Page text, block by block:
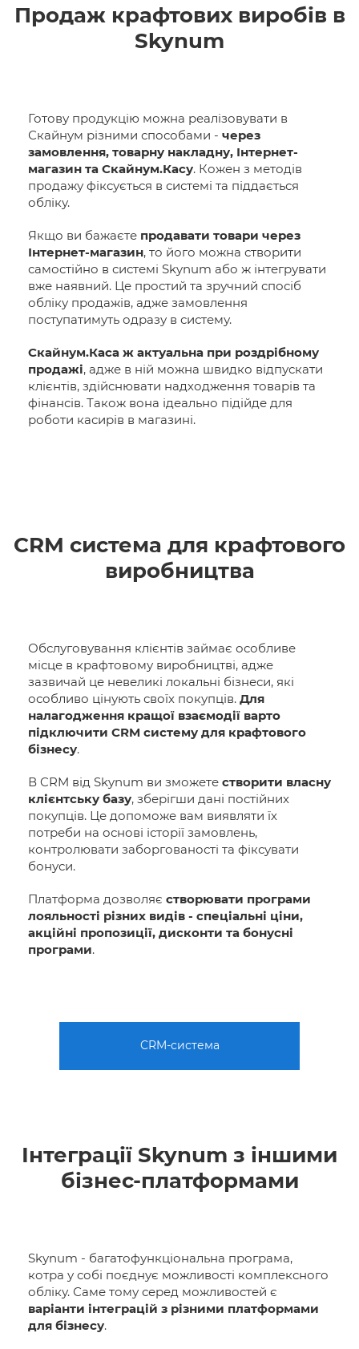
Продаж крафтових виробів в
Skynum
Готову продукцію можна реалізовувати в
Скайнум різними способами - через
замовлення, товарну накладну, Інтернет-
магазин та Скайнум.Касу. Кожен з методів
продажу фіксується в системі та піддається
обліку.
Якщо ви бажаєте продавати товари через
Інтернет-магазин, то його можна створити
самостійно в системі Skynum або ж інтегрувати
вже наявний. Це простий та зручний спосіб
обліку продажів, адже замовлення
поступатимуть одразу в систему.
Скайнум.Каса ж актуальна при роздрібному
продажі, адже в ній можна швидко відпускати
клієнтів, здійснювати надходження товарів та
фінансів. Також вона ідеально підійде для
роботи касирів в магазині.
CRM система для крафтового
виробництва
Обслуговування клієнтів займає особливе
місце в крафтовому виробництві, адже
зазвичай це невеликі локальні бізнеси, які
особливо цінують своїх покупців. Для
налагодження кращої взаємодії варто
підключити CRM систему для крафтового
бізнесу.
В CRM від Skynum ви зможете створити власну
клієнтську базу, зберігши дані постійних
покупців. Це допоможе вам виявляти їх
потреби на основі історії замовлень,
контролювати заборгованості та фіксувати
бонуси.
Платформа дозволяє створювати програми
лояльності різних видів - спеціальні ціни,
акційні пропозиції, дисконти та бонусні
програми.
CRM-система
Інтеграції Skynum з іншими
бізнес-платформами
Skynum - багатофункціональна програма,
котра у собі поєднує можливості комплексного
обліку. Саме тому серед можливостей є
варіанти інтеграцій з різними платформами
для бізнесу.